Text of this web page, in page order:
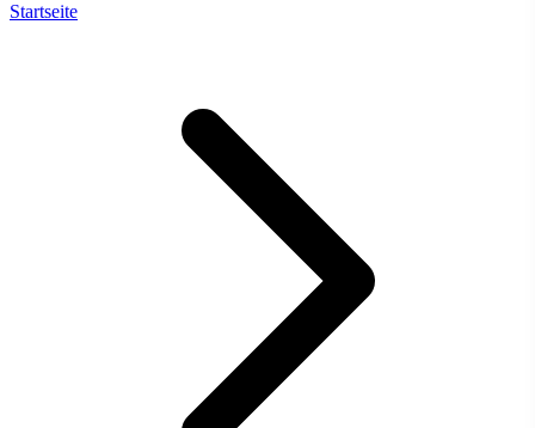
Startseite